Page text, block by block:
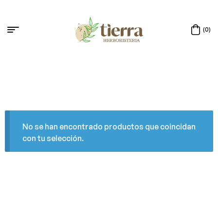
(0)
No se han encontrado productos que coincidan
con tu selección.